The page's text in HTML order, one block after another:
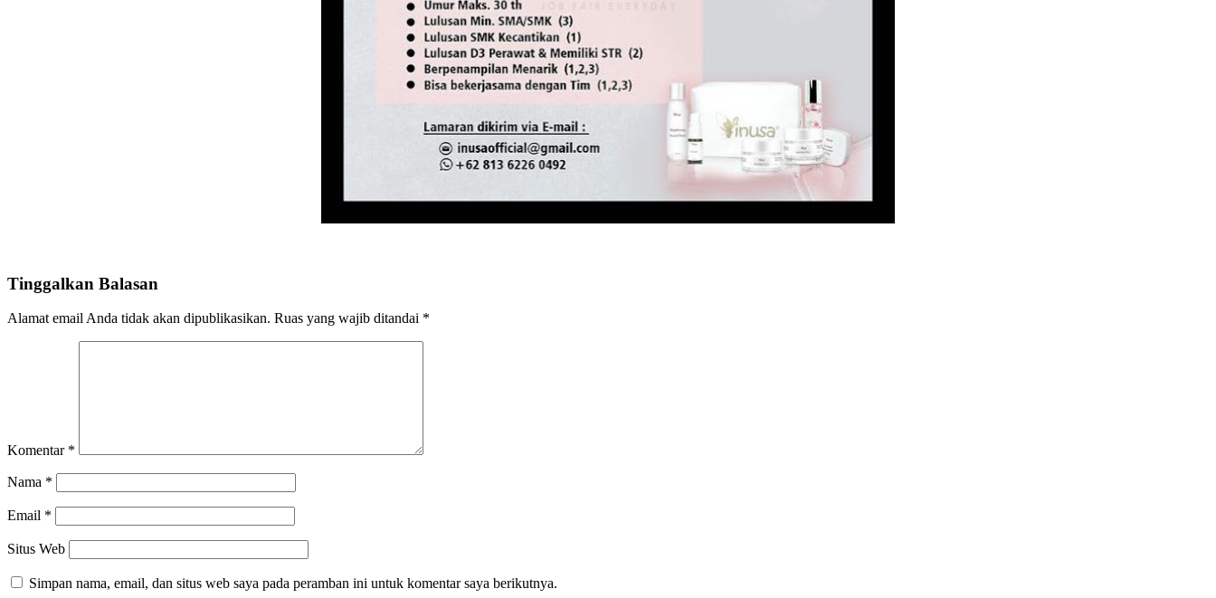
Tinggalkan Balasan
Alamat email Anda tidak akan dipublikasikan. Ruas yang wajib ditandai *
Komentar *
Nama *
Email *
Situs Web
Simpan nama, email, dan situs web saya pada peramban ini untuk komentar saya berikutnya.